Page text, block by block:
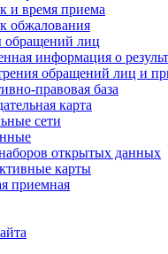
и время приема
обжалования
обращений лиц
информация о
обращений лиц и
правовая база
карта
сети
открытых данных
карты
приемная